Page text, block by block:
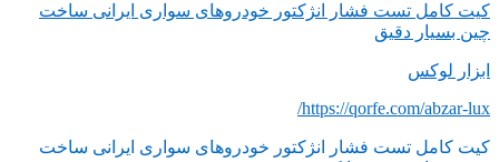
کیت کامل تست فشار انژکتور خودروهای سواری ایرانی ساخت
چین بسیار دقیق
ابزار لوکس
https://qorfe.com/abzar-lux/
کیت کامل تست فشار انژکتور خودروهای سواری ایرانی ساخت